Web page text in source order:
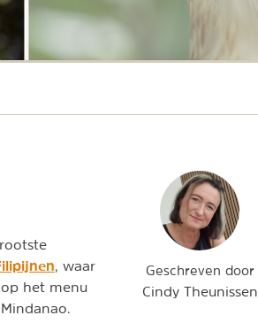
, waar
het menu
Geschreven door
Cindy Theunissen